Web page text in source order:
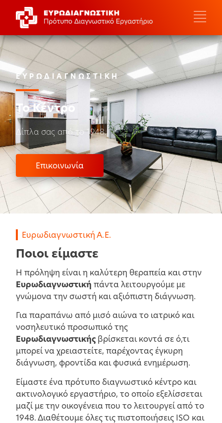
ΕΥΡΩΔΙΑΓΝΩΣΤΙΚΗ
Το Κέντρο
Δίπλα σας από το 1948.
Επικοινωνία
Ευρωδιαγνωστική Α.Ε.
Ποιοι είμαστε
Η πρόληψη είναι η καλύτερη θεραπεία και στην
Ευρωδιαγνωστική πάντα λειτουργούμε με
γνώμονα την σωστή και αξιόπιστη διάγνωση.
Για παραπάνω από μισό αιώνα το ιατρικό και
νοσηλευτικό προσωπικό της
Ευρωδιαγνωστικής βρίσκεται κοντά σε ό,τι
μπορεί να χρειαστείτε, παρέχοντας έγκυρη
διάγνωση, φροντίδα και φυσικά ενημέρωση.
Είμαστε ένα πρότυπο διαγνωστικό κέντρο και
ακτινολογικό εργαστήριο, το οποίο εξελίσσεται
μαζί με την οικογένεια που το λειτουργεί από το
1948. Διαθέτουμε όλες τις πιστοποιήσεις ISO και